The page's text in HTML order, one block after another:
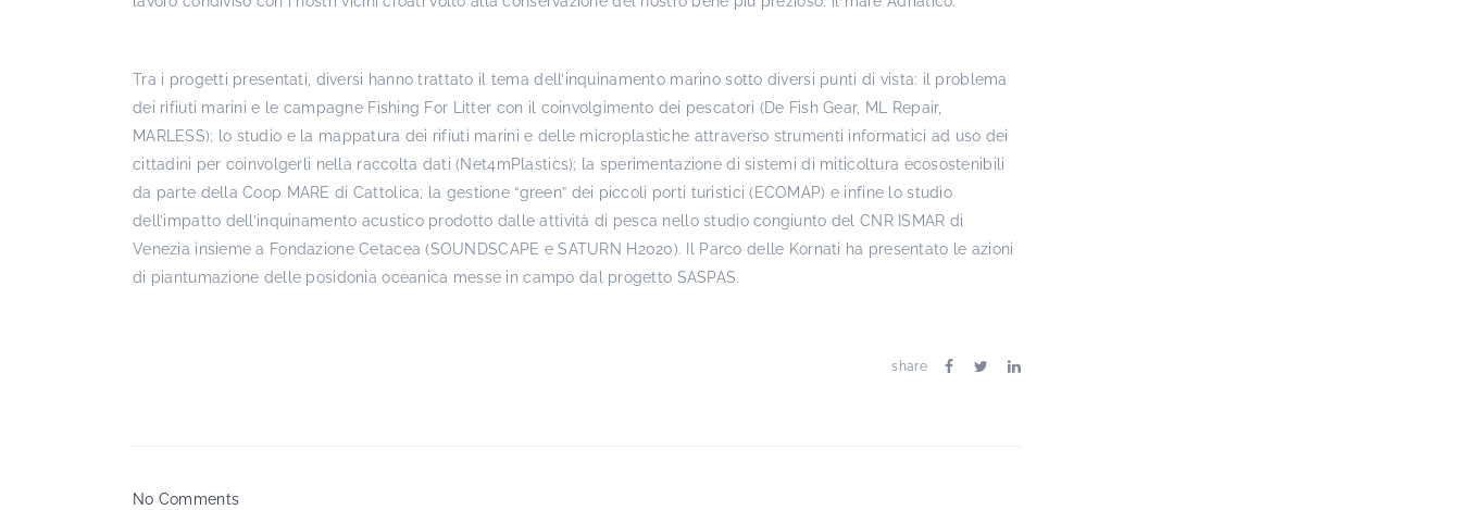
Tra i progetti presentati, diversi hanno trattato il tema dell’inquinamento marino sotto diversi punti di vista: il problema
dei rifiuti marini e le campagne Fishing For Litter con il coinvolgimento dei pescatori (De Fish Gear, ML Repair,
MARLESS); lo studio e la mappatura dei rifiuti marini e delle microplastiche attraverso strumenti informatici ad uso dei
cittadini per coinvolgerli nella raccolta dati (Net4mPlastics); la sperimentazione di sistemi di miticoltura ecosostenibili
da parte della Coop MARE di Cattolica; la gestione “green” dei piccoli porti turistici (ECOMAP) e infine lo studio
dell’impatto dell’inquinamento acustico prodotto dalle attività di pesca nello studio congiunto del CNR ISMAR di
Venezia insieme a Fondazione Cetacea (SOUNDSCAPE e SATURN H2020). Il Parco delle Kornati ha presentato le azioni
di piantumazione delle posidonia oceanica messe in campo dal progetto SASPAS.
share
No Comments